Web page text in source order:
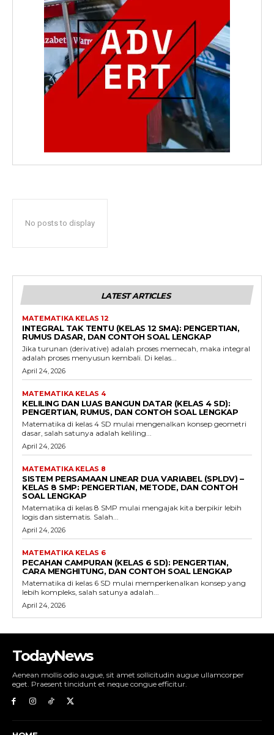
No posts to display
LATEST ARTICLES
MATEMATIKA KELAS 12
INTEGRAL TAK TENTU (KELAS 12 SMA): PENGERTIAN,
RUMUS DASAR, DAN CONTOH SOAL LENGKAP
Jika turunan (derivative) adalah proses memecah, maka integral
adalah proses menyusun kembali. Di kelas...
April 24, 2026
MATEMATIKA KELAS 4
KELILING DAN LUAS BANGUN DATAR (KELAS 4 SD):
PENGERTIAN, RUMUS, DAN CONTOH SOAL LENGKAP
Matematika di kelas 4 SD mulai mengenalkan konsep geometri
dasar, salah satunya adalah keliling...
April 24, 2026
MATEMATIKA KELAS 8
SISTEM PERSAMAAN LINEAR DUA VARIABEL (SPLDV) –
KELAS 8 SMP: PENGERTIAN, METODE, DAN CONTOH
SOAL LENGKAP
Matematika di kelas 8 SMP mulai mengajak kita berpikir lebih
logis dan sistematis. Salah...
April 24, 2026
MATEMATIKA KELAS 6
PECAHAN CAMPURAN (KELAS 6 SD): PENGERTIAN,
CARA MENGHITUNG, DAN CONTOH SOAL LENGKAP
Matematika di kelas 6 SD mulai memperkenalkan konsep yang
lebih kompleks, salah satunya adalah...
April 24, 2026
TodayNews
Aenean mollis odio augue, sit amet sollicitudin augue ullamcorper
eget. Praesent tincidunt et neque congue efficitur.